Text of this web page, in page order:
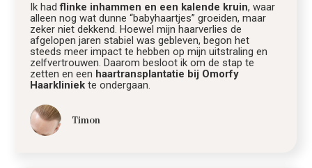
Ik hadflinke inhammen en een kalende kruin, waar
alleen nog wat dunne “babyhaartjes” groeiden, maar
zeker niet dekkend. Hoewel mijn haarverlies de
afgelopen jaren stabiel was gebleven, begon het
steeds meer impact te hebben op mijn uitstraling en
zelfvertrouwen. Daarom besloot ik om de stap te
zetten en een haartransplantatie bij Omorfy
Haarkliniekte ondergaan.
Timon